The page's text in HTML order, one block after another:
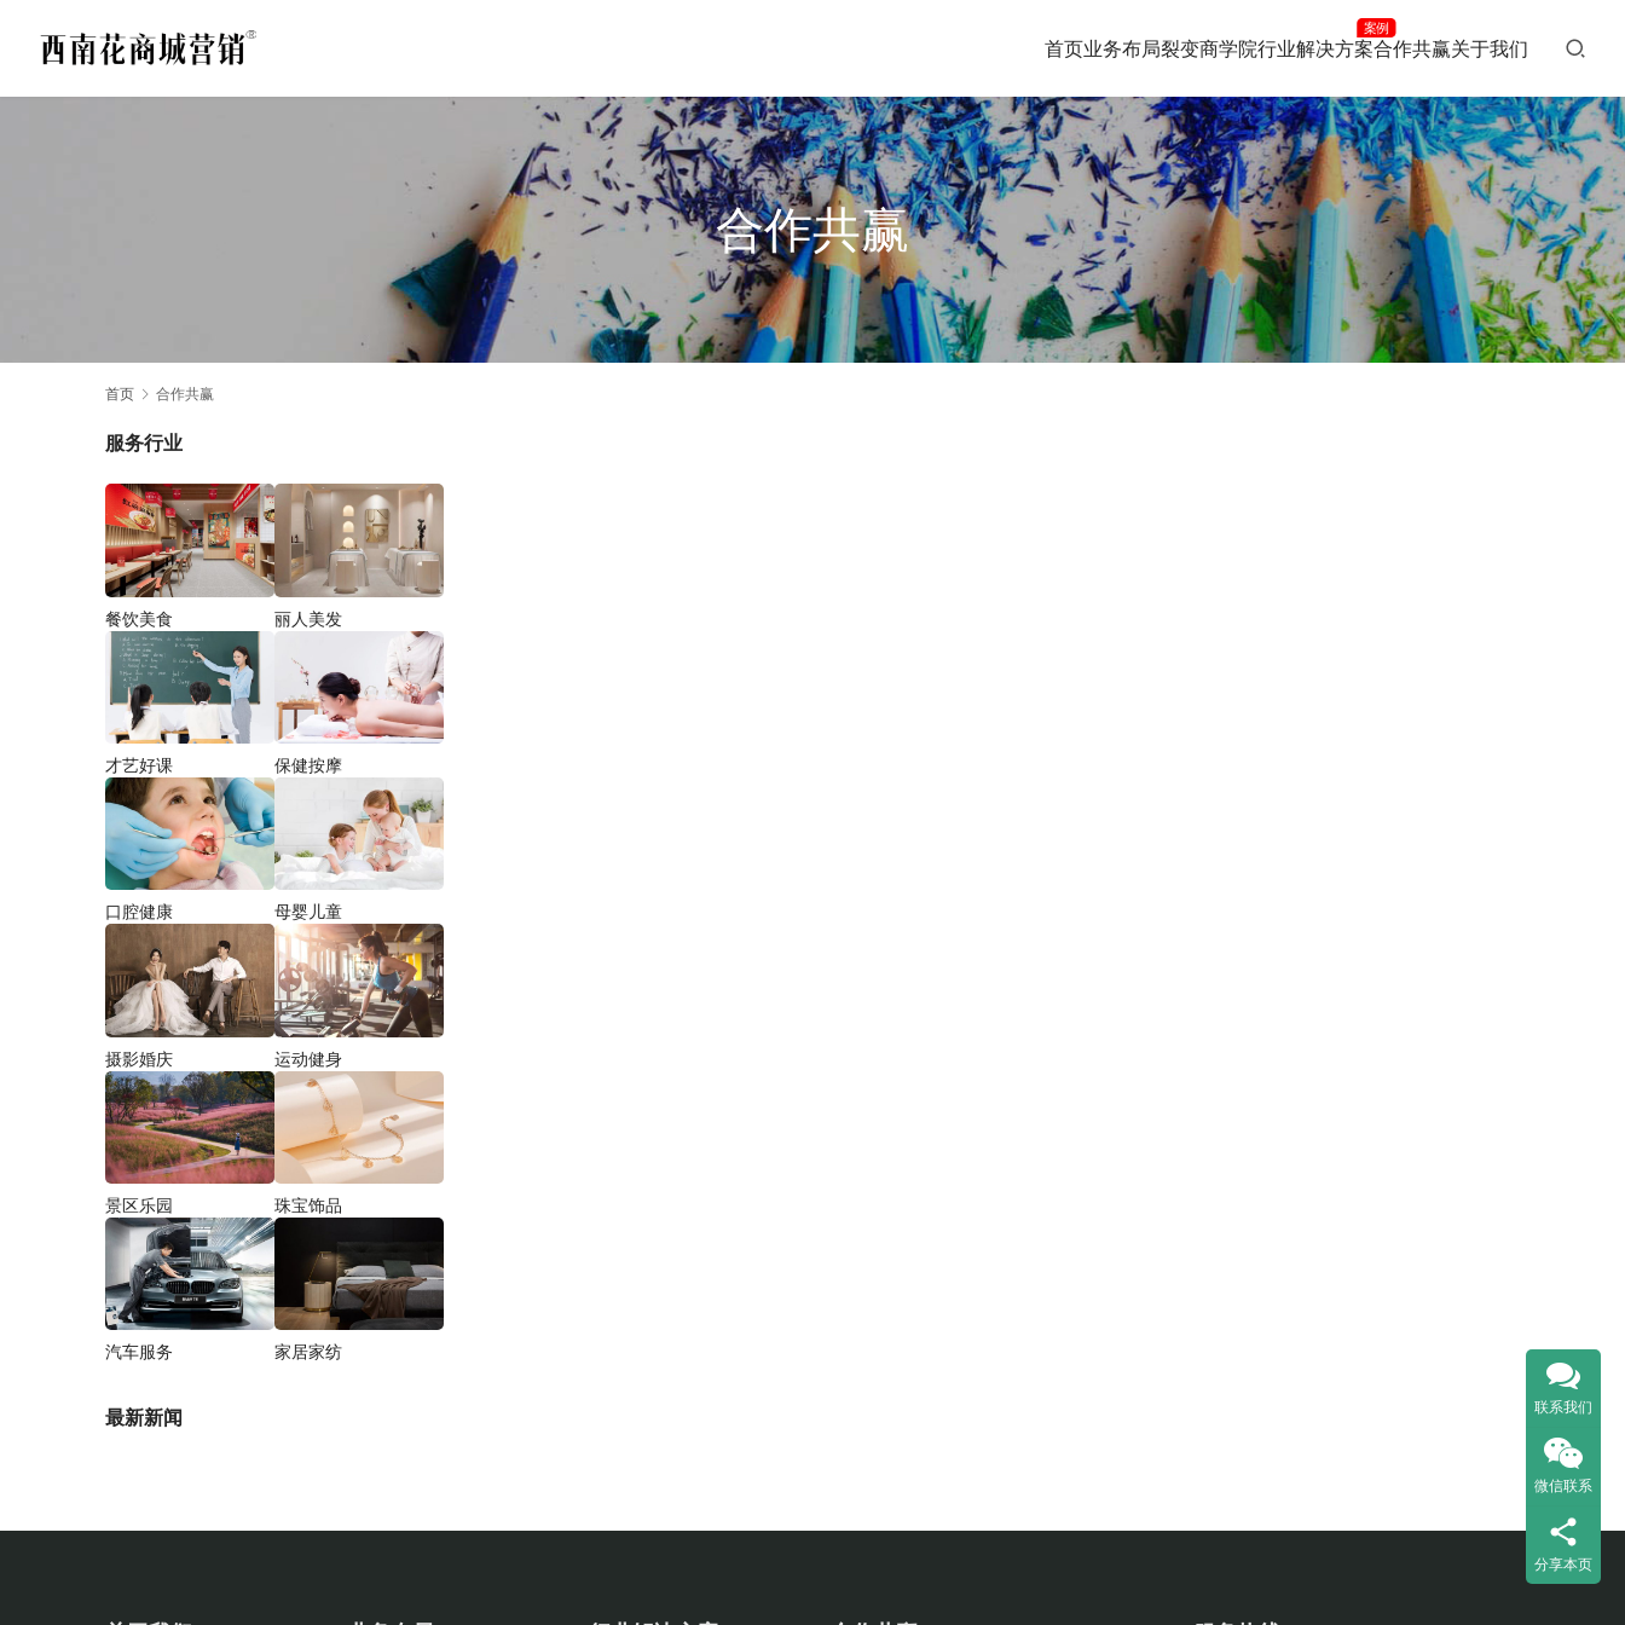
首页业务布局裂变商学院行业解决方案
案例
合作共赢关于我们
合作共赢
首页 合作共赢
服务行业
餐饮美食 丽人美发
才艺好课 保健按摩
口腔健康 母婴儿童
摄影婚庆 运动健身
景区乐园 珠宝饰品
汽车服务 家居家纺
最新新闻 联系我们
微信联系
分享本页